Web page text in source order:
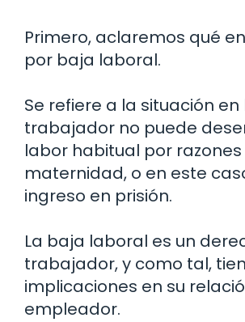
Primero, aclaremos qué
por baja laboral.
Se refiere a la situación en
trabajador no puede
labor habitual por
maternidad, o en este
ingreso en prisión.
La baja laboral es un
trabajador, y como tal,
implicaciones en su
empleador.